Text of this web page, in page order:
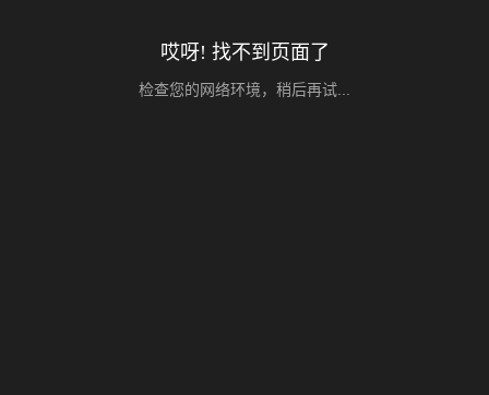
哎呀! 找不到页面了
检查您的网络环境，稍后再试...